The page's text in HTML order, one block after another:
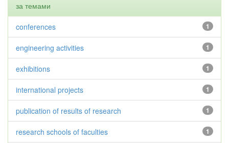
за темами
1
conferences
1
engineering activities
1
exhibitions
1
international projects
1
publication of results of research
1
research schools of faculties